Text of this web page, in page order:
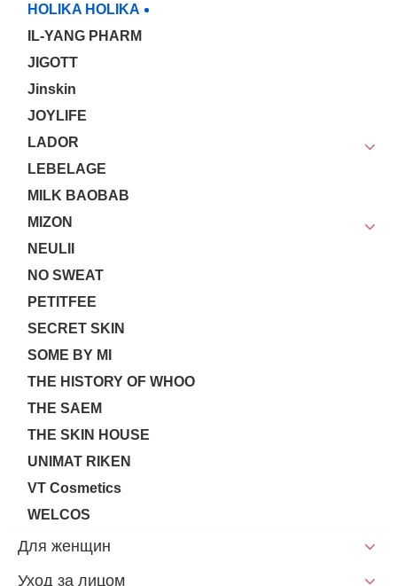
HOLIKA HOLIKA
IL-YANG PHARM
JIGOTT
Jinskin
JOYLIFE
LADOR
LEBELAGE
MILK BAOBAB
MIZON
NEULII
NO SWEAT
PETITFEE
SECRET SKIN
SOME BY MI
THE HISTORY OF WHOO
THE SAEM
THE SKIN HOUSE
UNIMAT RIKEN
VT Cosmetics
WELCOS
Для женщин
Уход за лицом